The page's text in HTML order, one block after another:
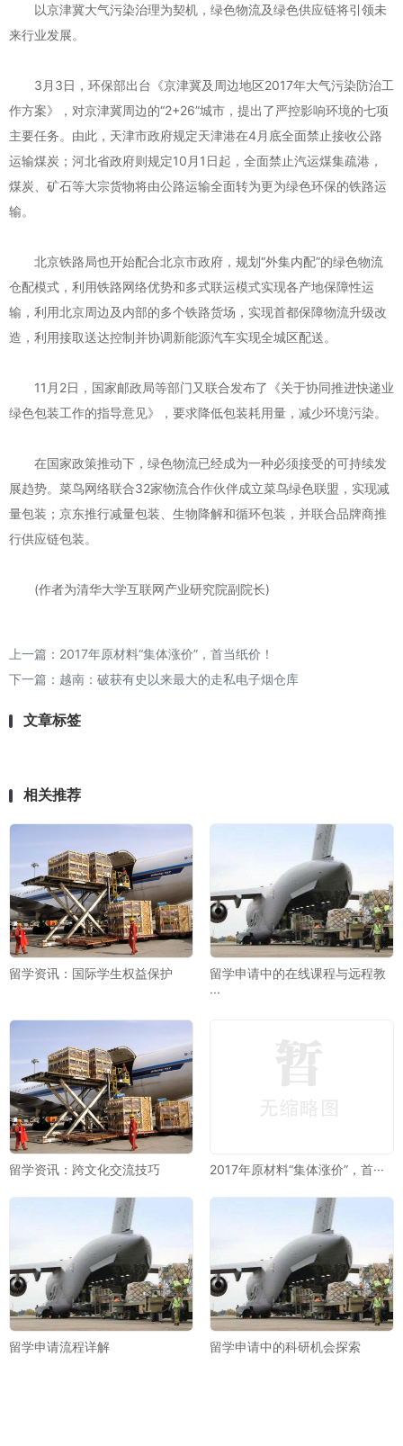
以京津冀大气污染治理为契机，绿色物流及绿色供应链将引领未
来行业发展。
3月3日，环保部出台《京津冀及周边地区2017年大气污染防治工
作方案》，对京津冀周边的“2+26”城市，提出了严控影响环境的七项
主要任务。由此，天津市政府规定天津港在4月底全面禁止接收公路
运输煤炭；河北省政府则规定10月1日起，全面禁止汽运煤集疏港，
煤炭、矿石等大宗货物将由公路运输全面转为更为绿色环保的铁路运
输。
北京铁路局也开始配合北京市政府，规划“外集内配”的绿色物流
仓配模式，利用铁路网络优势和多式联运模式实现各产地保障性运
输，利用北京周边及内部的多个铁路货场，实现首都保障物流升级改
造，利用接取送达控制并协调新能源汽车实现全城区配送。
11月2日，国家邮政局等部门又联合发布了《关于协同推进快递业
绿色包装工作的指导意见》，要求降低包装耗用量，减少环境污染。
在国家政策推动下，绿色物流已经成为一种必须接受的可持续发
展趋势。菜鸟网络联合32家物流合作伙伴成立菜鸟绿色联盟，实现减
量包装；京东推行减量包装、生物降解和循环包装，并联合品牌商推
行供应链包装。
(作者为清华大学互联网产业研究院副院长)
上一篇： 2017年原材料“集体涨价”，首当纸价！
下一篇： 越南：破获有史以来最大的走私电子烟仓库
文章标签
相关推荐
留学资讯：国际学生权益保护
留学申请中的在线课程与远程教
···
留学资讯：跨文化交流技巧 2017年原材料“集体涨价”，首···
留学申请流程详解 留学申请中的科研机会探索